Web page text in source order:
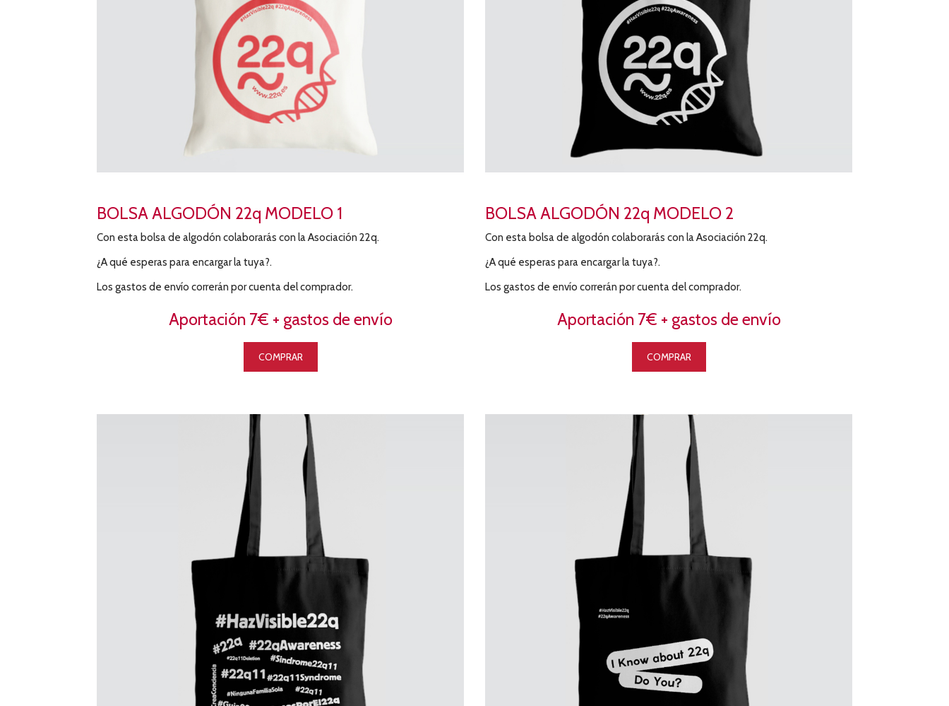
BOLSA ALGODÓN 22q MODELO 1
Con esta bolsa de algodón colaborarás con la Asociación 22q.
¿A qué esperas para encargar la tuya?.
Los gastos de envío correrán por cuenta del comprador.
Aportación 7€ + gastos de envío
COMPRAR
BOLSA ALGODÓN 22q MODELO 2
Con esta bolsa de algodón colaborarás con la Asociación 22q.
¿A qué esperas para encargar la tuya?.
Los gastos de envío correrán por cuenta del comprador.
Aportación 7€ + gastos de envío
COMPRAR